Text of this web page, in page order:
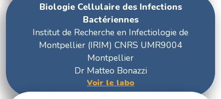
Biologie Cellulaire des Infections
Bactériennes
Institut de Recherche en Infectiologie de
Montpellier (IRIM) CNRS UMR9004
Montpellier
Dr Matteo Bonazzi
Voir le labo